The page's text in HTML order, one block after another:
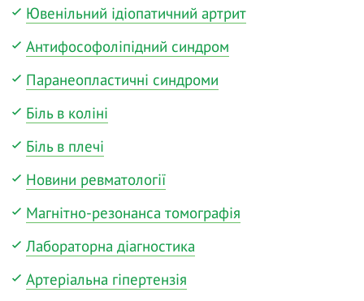
Ювенільний ідіопатичний артрит
Антифософоліпідний синдром
Паранеопластичні синдроми
Біль в коліні
Біль в плечі
Новини ревматології
Магнітно-резонанса томографія
Лабораторна діагностика
Артеріальна гіпертензія